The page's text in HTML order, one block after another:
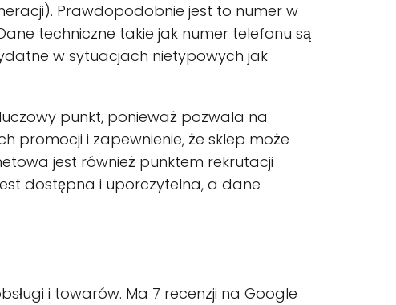
Prawdopodobnie jest to numer w
techniczne takie jak numer telefonu są
w sytuacjach nietypowych jak
punkt, ponieważ pozwala na
promocji i zapewnienie, że sklep może
jest również punktem rekrutacji
dostępna i uporczytelna, a dane
i towarów. Ma 7 recenzji na Google